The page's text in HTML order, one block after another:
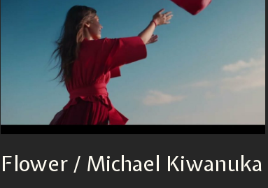
Flower / Michael Kiwanuka